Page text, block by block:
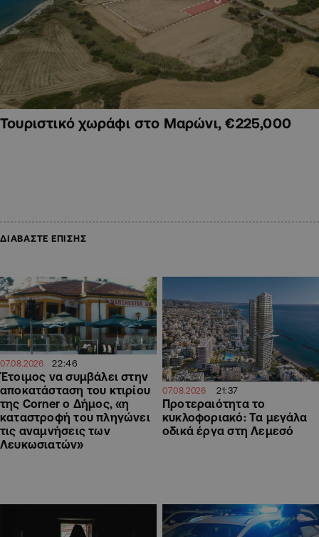
Τουριστικό χωράφι στο Μαρώνι, €225,000
ΔΙΑΒΑΣΤΕ ΕΠΙΣΗΣ
07.08.2026 22:46
Έτοιμος να συμβάλει στην
αποκατάσταση του κτιρίου
της Corner ο Δήμος, «η
καταστροφή του πληγώνει
τις αναμνήσεις των
Λευκωσιατών»
07.08.2026 21:37
Προτεραιότητα το
κυκλοφοριακό: Τα μεγάλα
οδικά έργα στη Λεμεσό